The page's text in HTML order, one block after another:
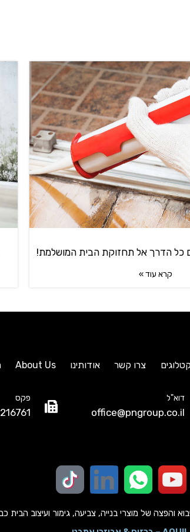
קרא עוד »
קטלוגים צרו קשר אודותינו About Us
דוא"ל
office@pngroup.co.il
פקס
של מוצרי בנייה, צביעה, גימור ועיצוב הבית כבר